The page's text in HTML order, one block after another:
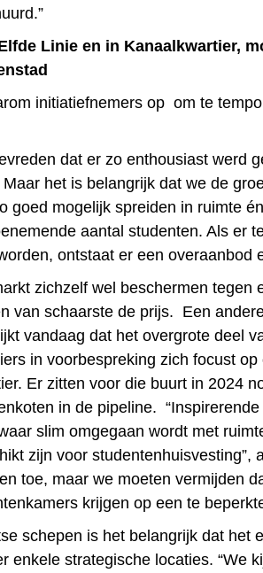
Linie en in Kanaalkwartier,
initiatiefnemers op om te
dat er zo enthousiast werd
het is belangrijk dat we de
goed mogelijk spreiden in ruimte
aantal studenten. Als er
ontstaat er een overaanbod
zichzelf wel beschermen tegen
van schaarste de prijs. Een
vandaag dat het overgrote deel
in voorbespreking zich focust
Er zitten voor die buurt in 2024
in de pipeline.
slim omgegaan wordt met
zijn voor studentenhuisvesting”,
toe, maar we moeten vermijden
krijgen op een te
schepen is het belangrijk dat het
enkele strategische locaties. “We